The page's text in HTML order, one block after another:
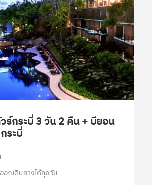
ร์กระบี่ 3 วัน 2 คืน + บียอน
ระบี่
อกเดินทางได้ทุกวัน